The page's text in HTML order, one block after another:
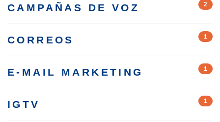
CAMPAÑAS DE VOZ 2
CORREOS 1
E-MAIL MARKETING 1
IGTV 1